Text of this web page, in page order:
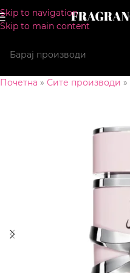
Skip to navigation
Skip to main content
Почетна » Сите производи »